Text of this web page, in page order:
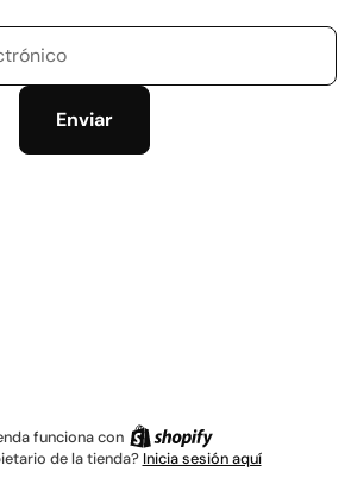
Enviar
MISSING:
MISSING:
funciona con
de la tienda? Inicia sesión aquí